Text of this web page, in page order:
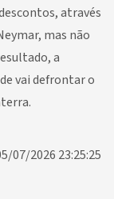
através
mas não
a
vai defrontar o
07/2026 23:25:25